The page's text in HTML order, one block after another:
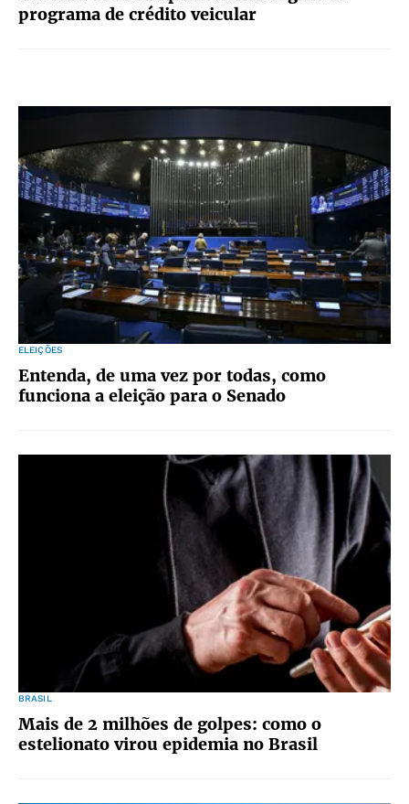
programa de crédito veicular
ELEIÇÕES
Entenda, de uma vez por todas, como
funciona a eleição para o Senado
BRASIL
Mais de 2 milhões de golpes: como o
estelionato virou epidemia no Brasil